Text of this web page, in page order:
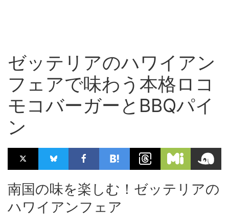
ゼッテリアのハワイアン
フェアで味わう本格ロコ
モコバーガーとBBQパイ
ン
南国の味を楽しむ！ゼッテリアの
ハワイアンフェア